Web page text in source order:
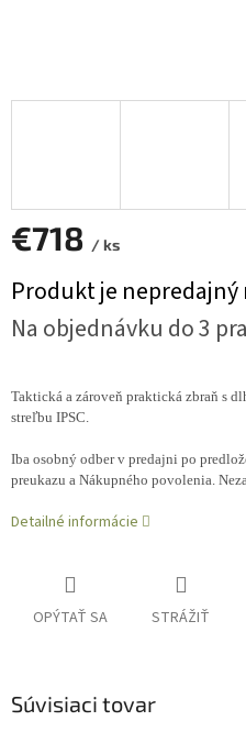
€718 / ks
cena:
Produkt je nepredajný
Na objednávku do 3
Taktická a zároveň praktická zbraň s
streľbu IPSC.
Iba osobný odber v predajni po
preukazu a Nákupného povolenia.
Detailné informácie
OPÝTAŤ SA STRÁŽIŤ
Súvisiaci tovar